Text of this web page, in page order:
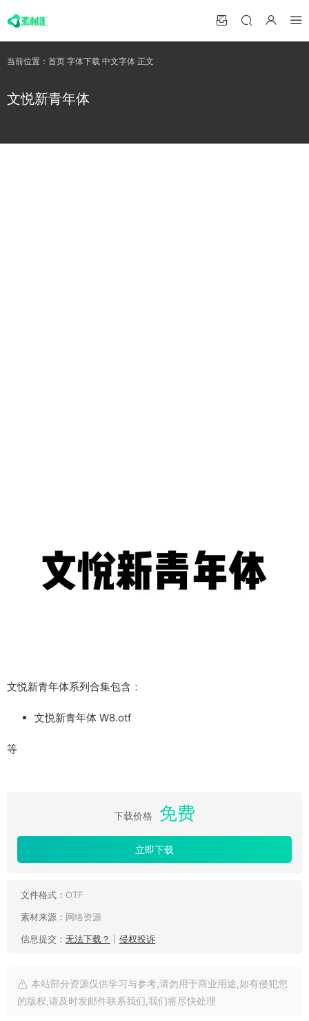
当前位置： 首页 字体下载 中文字体 正文
文悦新青年体
文悦新青年体系列合集包含：
文悦新青年体 W8.otf
等
下载价格 免费
立即下载
文件格式： OTF
素材来源： 网络资源
信息提交： 无法下载？ 侵权投诉
本站部分资源仅供学习与参考,请勿用于商业用途,如有侵犯您
的版权,请及时发邮件联系我们,我们将尽快处理